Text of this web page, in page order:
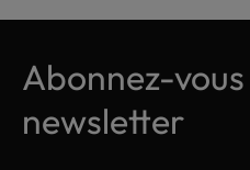
Abonnez-
newsletter